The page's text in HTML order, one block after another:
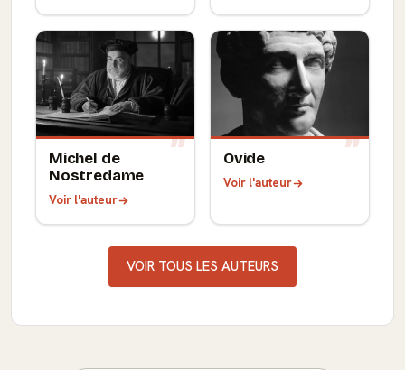
Michel de
Nostredame
Voir l'auteur
Ovide
Voir l'auteur
VOIR TOUS LES AUTEURS